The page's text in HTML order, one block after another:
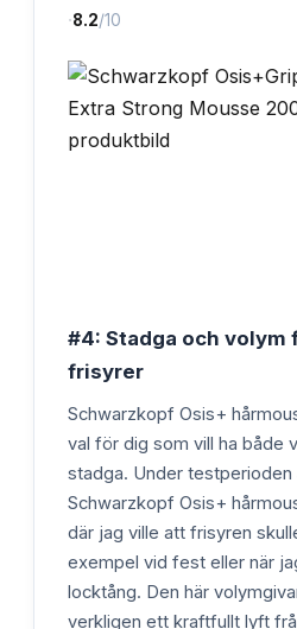
·8.2/10
#4: Stadga och volym
frisyrer
Schwarzkopf Osis+
val för dig som vill ha både
stadga. Under testperioden
Schwarzkopf Osis+
där jag ville att frisyren
exempel vid fest eller när
locktång. Den här
verkligen ett kraftfullt lyft